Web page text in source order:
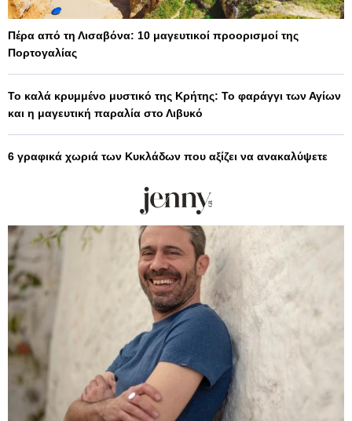
Πέρα από τη Λισαβόνα: 10 μαγευτικοί προορισμοί της
Πορτογαλίας
Το καλά κρυμμένο μυστικό της Κρήτης: Το φαράγγι των Αγίων
και η μαγευτική παραλία στο Λιβυκό
6 γραφικά χωριά των Κυκλάδων που αξίζει να ανακαλύψετε